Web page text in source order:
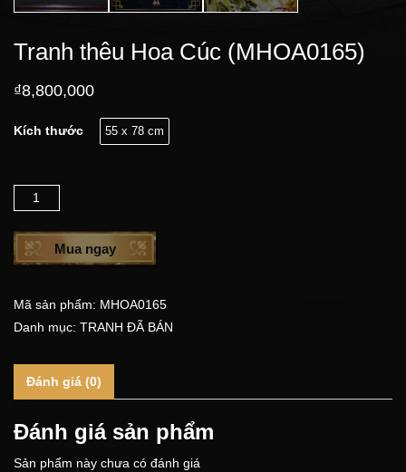
Tranh thêu Hoa Cúc (MHOA0165)
₫8,800,000
Kích thước 55 x 78 cm
Số lượng
Mua ngay
Mã sản phẩm: MHOA0165
Danh mục: TRANH ĐÃ BÁN
Đánh giá (0)
Đánh giá sản phẩm
Sản phẩm này chưa có đánh giá